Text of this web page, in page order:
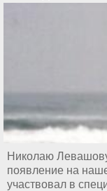
Николаю
появление на
участвовал в